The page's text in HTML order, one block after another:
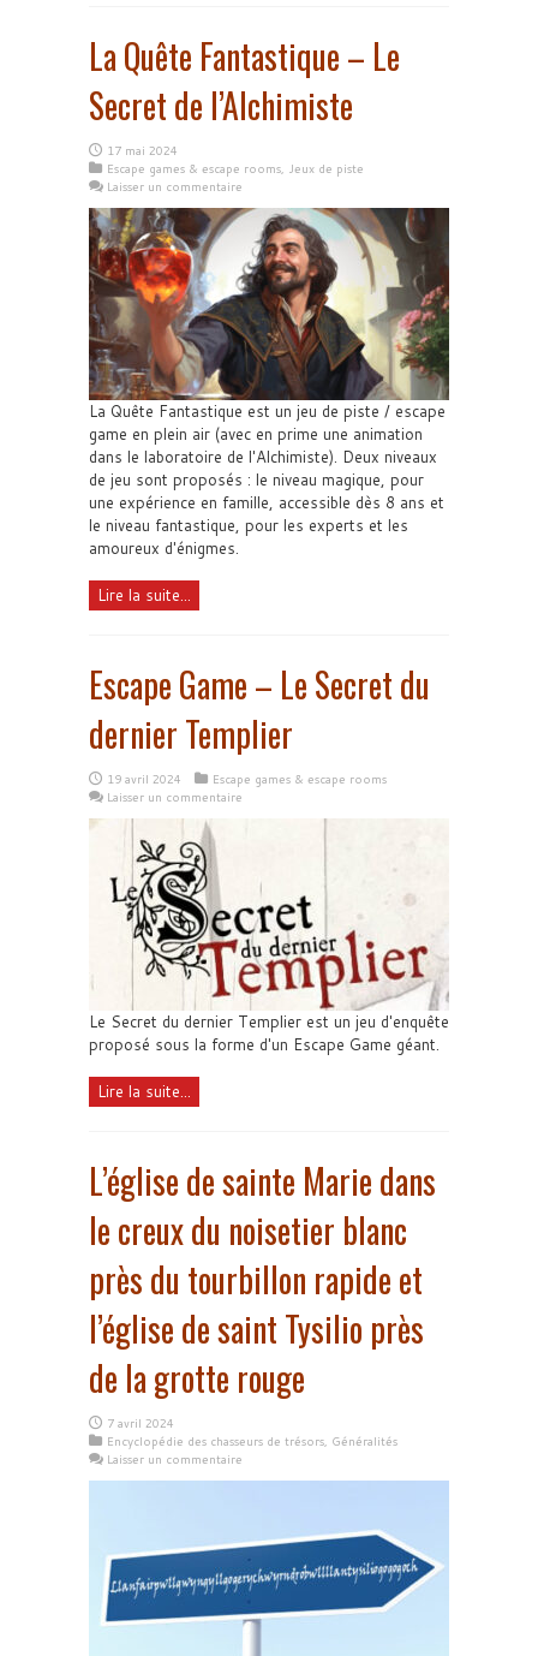
La Quête Fantastique – Le
Secret de l’Alchimiste
17 mai 2024
Escape games & escape rooms, Jeux de piste
Laisser un commentaire
La Quête Fantastique est un jeu de piste / escape
game en plein air (avec en prime une animation
dans le laboratoire de l'Alchimiste). Deux niveaux
de jeu sont proposés : le niveau magique, pour
une expérience en famille, accessible dès 8 ans et
le niveau fantastique, pour les experts et les
amoureux d'énigmes.
Lire la suite...
Escape Game – Le Secret du
dernier Templier
19 avril 2024
Escape games & escape rooms
Laisser un commentaire
Le Secret du dernier Templier est un jeu d'enquête
proposé sous la forme d'un Escape Game géant.
Lire la suite...
L’église de sainte Marie dans
le creux du noisetier blanc
près du tourbillon rapide et
l’église de saint Tysilio près
de la grotte rouge
7 avril 2024
Encyclopédie des chasseurs de trésors, Généralités
Laisser un commentaire